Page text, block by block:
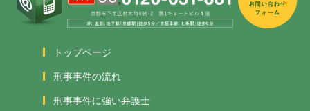
トップページ
刑事事件の流れ
刑事事件に強い弁護士